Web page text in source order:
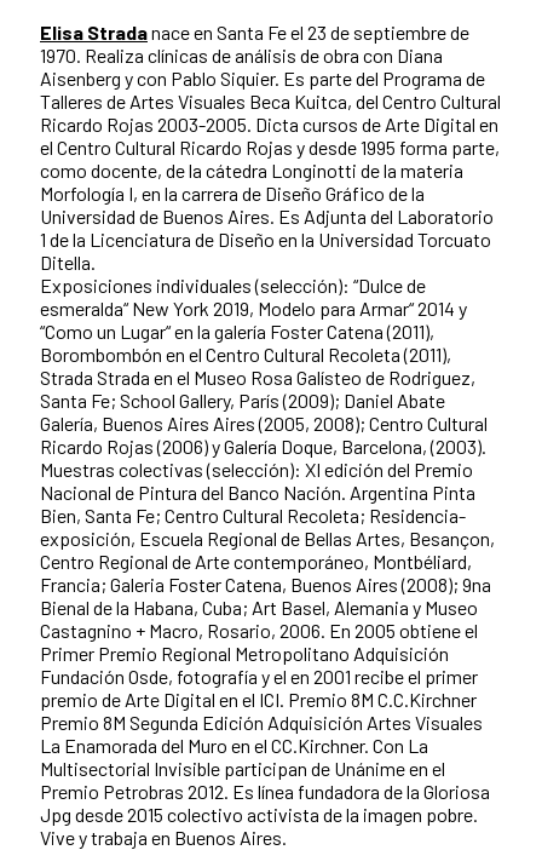
Elisa Stradanace en Santa Fe el 23 de septiembre de
1970. Realiza clínicas de análisis de obra con Diana
Aisenberg y con Pablo Siquier. Es parte del Programa de
Talleres de Artes Visuales Beca Kuitca, del Centro Cultural
Ricardo Rojas 2003-2005. Dicta cursos de Arte Digital en
el Centro Cultural Ricardo Rojas y desde 1995 forma parte,
como docente, de la cátedra Longinotti de la materia
Morfología I, en la carrera de Diseño Gráfico de la
Universidad de Buenos Aires. Es Adjunta del Laboratorio
1 de la Licenciatura de Diseño en la Universidad Torcuato
Ditella.
Exposiciones individuales (selección): “Dulce de
esmeralda“ New York 2019, Modelo para Armar“ 2014 y
“Como un Lugar“ en la galería Foster Catena (2011),
Borombombón en el Centro Cultural Recoleta (2011),
Strada Strada en el Museo Rosa Galísteo de Rodriguez,
Santa Fe; School Gallery, París (2009); Daniel Abate
Galería, Buenos Aires Aires (2005, 2008); Centro Cultural
Ricardo Rojas (2006) y Galería Doque, Barcelona, (2003).
Muestras colectivas (selección): XI edición del Premio
Nacional de Pintura del Banco Nación. Argentina Pinta
Bien, Santa Fe; Centro Cultural Recoleta; Residencia-
exposición, Escuela Regional de Bellas Artes, Besançon,
Centro Regional de Arte contemporáneo, Montbéliard,
Francia; Galeria Foster Catena, Buenos Aires (2008); 9na
Bienal de la Habana, Cuba; Art Basel, Alemania y Museo
Castagnino + Macro, Rosario, 2006. En 2005 obtiene el
Primer Premio Regional Metropolitano Adquisición
Fundación Osde, fotografía y el en 2001 recibe el primer
premio de Arte Digital en el ICI. Premio 8M C.C.Kirchner
Premio 8M Segunda Edición Adquisición Artes Visuales
La Enamorada del Muro en el CC.Kirchner. Con La
Multisectorial Invisible participan de Unánime en el
Premio Petrobras 2012. Es línea fundadora de la Gloriosa
Jpg desde 2015 colectivo activista de la imagen pobre.
Vive y trabaja en Buenos Aires.